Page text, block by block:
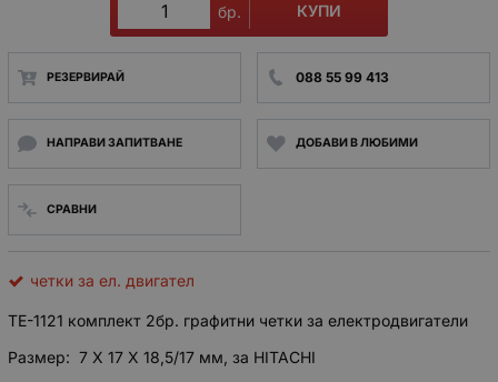
бр. КУПИ
РЕЗЕРВИРАЙ 088 55 99 413
НАПРАВИ ЗАПИТВАНЕ ДОБАВИ В ЛЮБИМИ
СРАВНИ
четки за ел. двигател
TE-1121 комплект 2бр. графитни четки за електродвигатели
Размер: 7 X 17 X 18,5/17 мм, за HITACHI